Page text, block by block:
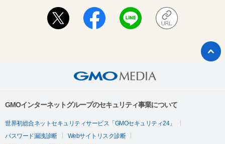
GMOインターネットグループのセキュリティ事業について
世界初総合ネットセキュリティサービス「GMOセキュリティ24」
パスワード漏洩診断
Webサイトリスク診断